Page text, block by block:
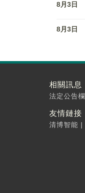
8月3日
8月3日
相關訊息
法定公告欄
友情鏈接
清博智能 |